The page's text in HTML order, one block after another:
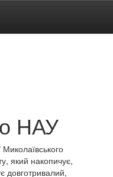
НАУ
Миколаївського
який накопичує,
довготривалий,